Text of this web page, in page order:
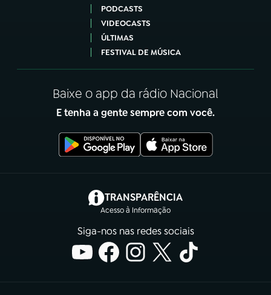
PODCASTS
VIDEOCASTS
ÚLTIMAS
FESTIVAL DE MÚSICA
Baixe o app da rádio Nacional
E tenha a gente sempre com você.
TRANSPARÊNCIA
Acesso à Informação
(abre em nova aba)
Siga-nos nas redes sociais